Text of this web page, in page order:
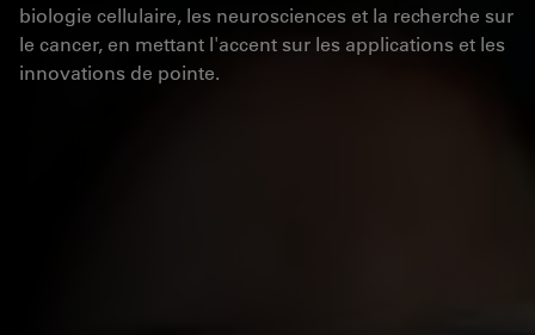
biologie cellulaire, les neurosciences et la recherche sur
le cancer, en mettant l'accent sur les applications et les
innovations de pointe.